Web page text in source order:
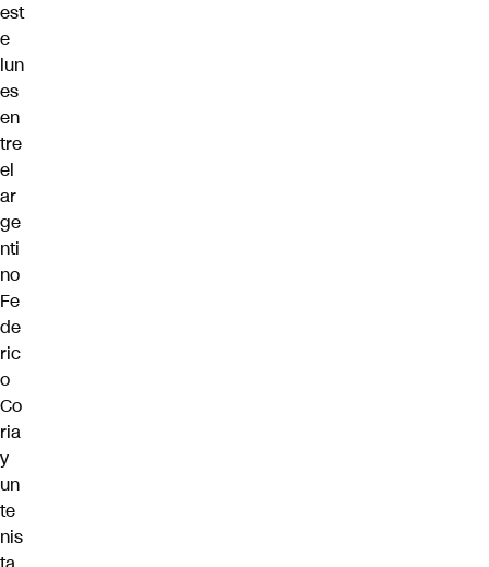
est
e
lun
es
en
tre
el
ar
ge
nti
no
Fe
de
ric
o
Co
ria
y
un
te
nis